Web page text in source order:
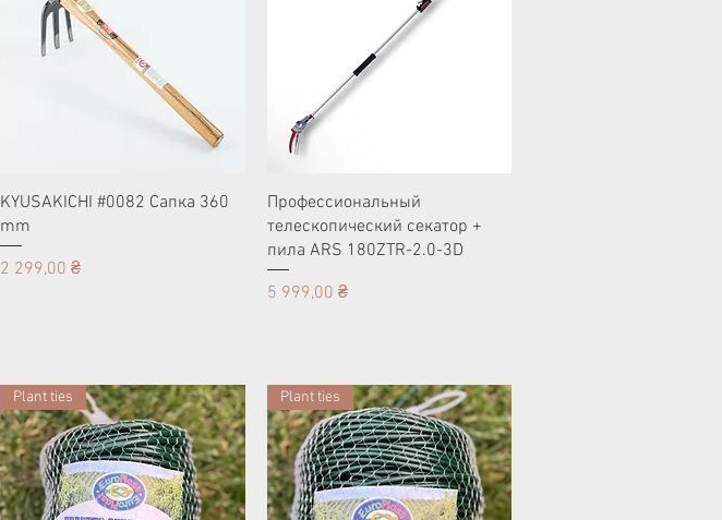
KYUSAKICHI #0082 Cапка 360
mm
Цена
2 299,00 ₴
Профессиональный
телескопический секатор +
пила ARS 180ZTR-2.0-3D
Цена
5 999,00 ₴
Plant ties Plant ties